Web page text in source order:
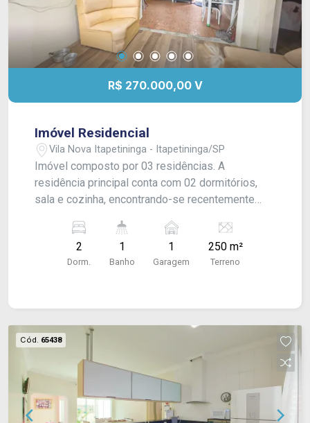
R$ 270.000,00 V
Imóvel Residencial
Vila Nova Itapetininga - Itapetininga/SP
Imóvel composto por 03 residências. A
residência principal conta com 02 dormitórios,
sala e cozinha, encontrando-se recentemente
As demais residências apresentam potencial
para reforma e valorização, sendo uma excelente
oportunidade para quem busca investimento ou
2
Dorm.
1
Banho
1
Garagem
250 m²
Terreno
Cód. 65438